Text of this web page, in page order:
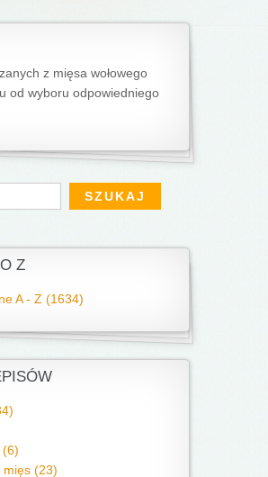
z mięsa wołowego
od wyboru odpowiedniego
Z
A - Z (1634)
(6)
mięs (23)